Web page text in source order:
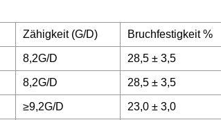
Zähigkeit (G/D) Bruchfestigkeit %
8,2G/D 28,5 ± 3,5
8,2G/D 28,5 ± 3,5
≥9,2G/D 23,0 ± 3,0